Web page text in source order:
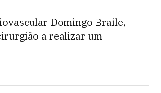
Domingo Braile,
a realizar um